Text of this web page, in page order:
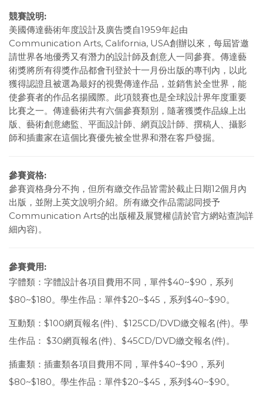
競賽說明:
美國傳達藝術年度設計及廣告獎自1959年起由
Communication Arts, California, USA創辦以來，每屆皆邀
請世界各地優秀又有潛力的設計師及創意人一同參賽。傳達藝
術獎將所有得獎作品都會刊登於十一月份出版的專刊內，以此
獲得認證且被選為最好的視覺傳達作品，並銷售於全世界，能
使參賽者的作品名揚國際。此項競賽也是全球設計界年度重要
比賽之一。傳達藝術共有六個參賽類別，隨著獲獎作品線上出
版、藝術創意總監、平面設計師、網頁設計師、撰稿人、攝影
師和插畫家在這個比賽優先被全世界和潛在客戶發掘。
參賽資格:
參賽資格身分不拘，但所有繳交作品皆需於截止日期12個月內
出版，並附上英文說明介紹。所有繳交作品需認同授予
Communication Arts的出版權及展覽權(請於官方網站查詢詳
細內容)。
參賽費用:
字體類：字體設計各項目費用不同，單件$40~$90，系列
$80~$180。學生作品：單件$20~$45，系列$40~$90。
互動類：$100網頁報名(件)、$125CD/DVD繳交報名(件)。學
生作品： $30網頁報名(件)、$45CD/DVD繳交報名(件)。
插畫類：插畫類各項目費用不同，單件$40~$90，系列
$80~$180。學生作品：單件$20~$45，系列$40~$90。